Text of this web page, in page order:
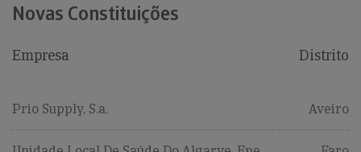
Novas Constituições
Empresa Distrito
Prio Supply, S.a. Aveiro